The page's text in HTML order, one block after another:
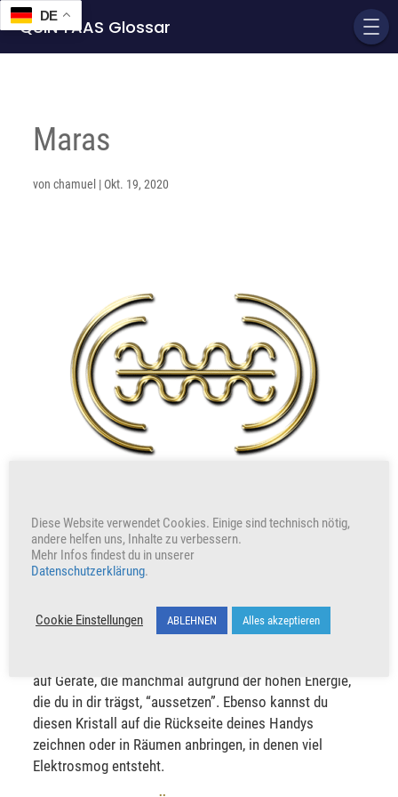
QUIN'TAAS Glossar
Maras
vonchamuel | Okt. 19, 2020
Maras – Kristall für Magnetismus
Der Kristall Maras schützt elektrische Felder
dein Lichtkörper aussendet. Ebenso schützt Maras
deinen Körper, wie eine Schutzhülle vor elektrischer
auf Geräte, die manchmal aufgrund der hohen Energie,
die du in dir trägst, “aussetzen”. Ebenso kannst du
diesen Kristall auf die Rückseite deines Handys
zeichnen oder in Räumen anbringen, in denen viel
Elektrosmog entsteht.
Diese Website verwendet Cookies. Einige sind technisch nötig,
andere helfen uns, Inhalte zu verbessern.
Mehr Infos findest du in unserer
Datenschutzerklärung.
Cookie Einstellungen ABLEHNEN Alles akzeptieren
DE